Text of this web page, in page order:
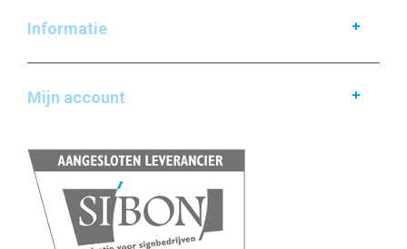
Informatie
Mijn account